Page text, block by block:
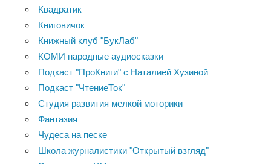
Квадратик
Книговичок
Книжный клуб "БукЛаб"
КОМИ народные аудиосказки
Подкаст "ПроКниги" с Наталией Хузиной
Подкаст "ЧтениеТок"
Студия развития мелкой моторики
Фантазия
Чудеса на песке
Школа журналистики "Открытый взгляд"